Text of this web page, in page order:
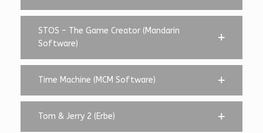
STOS – The Game Creator (Mandarin
Software)
Time Machine (MCM Software)
Tom & Jerry 2 (Erbe)